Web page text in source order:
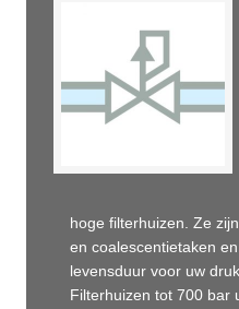
hoge filterhuizen. Ze
en coalescentietaken
levensduur voor uw
Filterhuizen tot 700 bar